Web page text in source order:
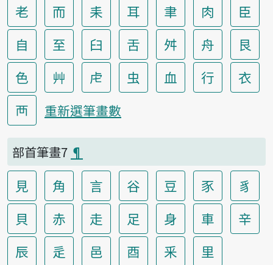
老
而 耒 耳 聿 肉
臣
自
至 臼 舌 舛 舟
艮
色
艸 虍 虫 血 行
衣
襾
重新選筆畫數
部首筆畫7 ¶
見 角 言 谷 豆 豕
豸
貝
赤 走 足 身 車
辛
辰
辵 邑 酉 釆 里